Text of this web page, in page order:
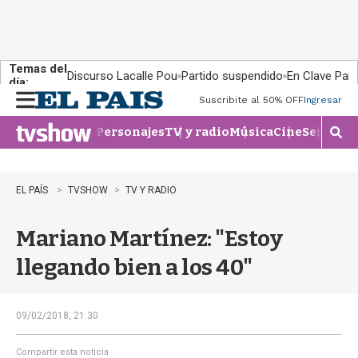
Temas del
día:
Discurso Lacalle Pou Partido suspendido En Clave País
n
u
Suscribite al 50% OFFIngresar
PersonajesTV y radioMúsicaCineSeries
M
o
e
EL PAÍS TVSHOW TV Y RADIO
Mariano Martínez: "Estoy
llegando bien a los 40"
09/02/2018, 21:30
Compartir esta noticia